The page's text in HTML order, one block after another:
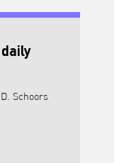
Schoors
in daily home practice